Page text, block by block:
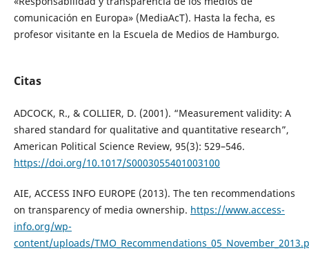
comunicación en Europa» (MediaAcT). Hasta la fecha, es
profesor visitante en la Escuela de Medios de Hamburgo.
Citas
ADCOCK, R., & COLLIER, D. (2001). “Measurement validity: A
shared standard for qualitative and quantitative research”,
American Political Science Review, 95(3): 529–546.
https://doi.org/10.1017/S0003055401003100
AIE, ACCESS INFO EUROPE (2013). The ten recommendations
on transparency of media ownership. https://www.access-
info.org/wp-
content/uploads/